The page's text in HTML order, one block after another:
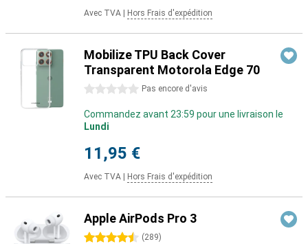
Avec TVA Hors Frais d'expédition
Mobilize TPU Back Cover
Transparent Motorola Edge 70
0 étoiles Pas encore d'avis
Commandez avant 23:59 pour une livraison le
Lundi
11,95 €
Avec TVA Hors Frais d'expédition
Apple AirPods Pro 3
4.5 étoiles (289)